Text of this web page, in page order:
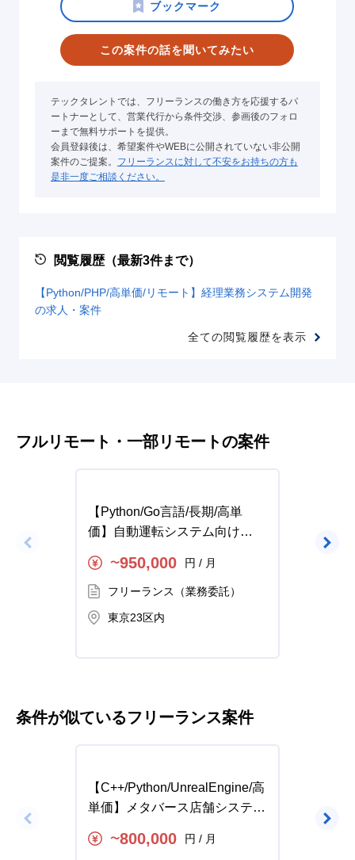
この案件の話を聞いてみたい
テックタレントでは、フリーランスの働き方を応援するパ
ートナーとして、営業代行から条件交渉、参画後のフォロ
ーまで無料サポートを提供。
会員登録後は、希望案件やWEBに公開されていない非公開
案件のご提案。 フリーランスに対して不安をお持ちの方も
是非一度ご相談ください。
閲覧履歴（最新3件まで）
【Python/PHP/高単価/リモート】経理業務システム開発
の求人・案件
全ての閲覧履歴を表示
フルリモート・一部リモートの案件
【Python/Go言語/長期/高単
価】自動運転システム向け
〜950,000 円 / 月
フリーランス（業務委託）
東京23区内
件
条件が似ているフリーランス案件
【C++/Python/UnrealEngine/高
単価】メタバース店舗システム
〜800,000 円 / 月
人・